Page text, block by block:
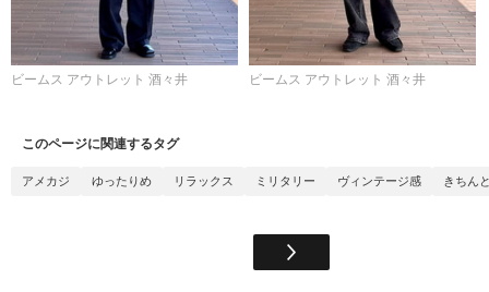
ビームス アウトレット 酒々井 ビームス アウトレット 酒々井
このページに関連するタグ
アメカジ ゆったりめ リラックス ミリタリー ヴィンテージ感 きちん